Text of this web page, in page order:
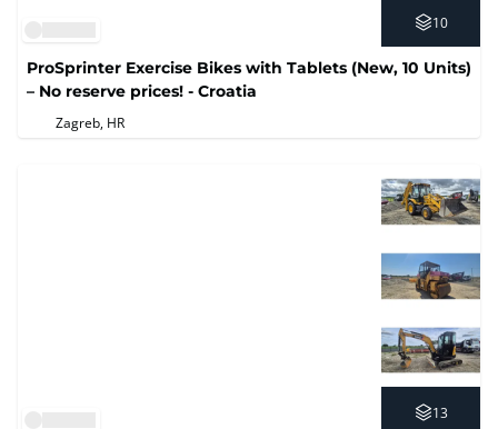
10
ProSprinter Exercise Bikes with Tablets (New, 10 Units)
– No reserve prices! - Croatia
Zagreb, HR
13